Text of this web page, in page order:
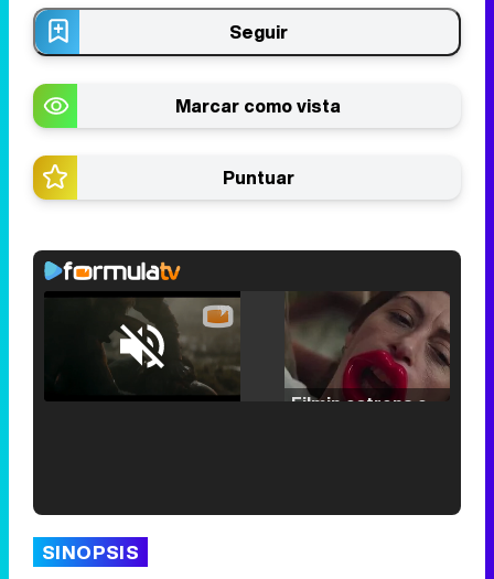
Seguir
Marcar como vista
Puntuar
Unmute /
Loaded
25.30%
SINOPSIS